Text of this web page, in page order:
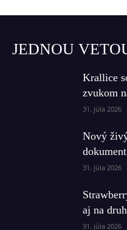
JEDNOU
Krallice
zvukom
31. júla 2026
Nový
31. júla 2026
aj na
31. júla 2026